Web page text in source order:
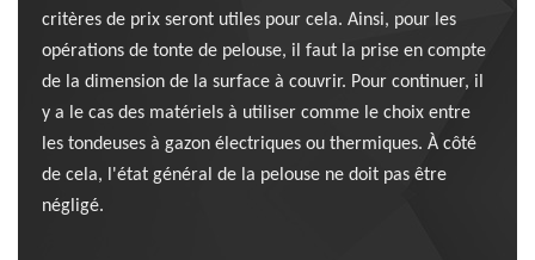
critères de prix seront utiles pour cela. Ainsi, pour les
opérations de tonte de pelouse, il faut la prise en compte
de la dimension de la surface à couvrir. Pour continuer, il
y a le cas des matériels à utiliser comme le choix entre
les tondeuses à gazon électriques ou thermiques. À côté
de cela, l'état général de la pelouse ne doit pas être
négligé.